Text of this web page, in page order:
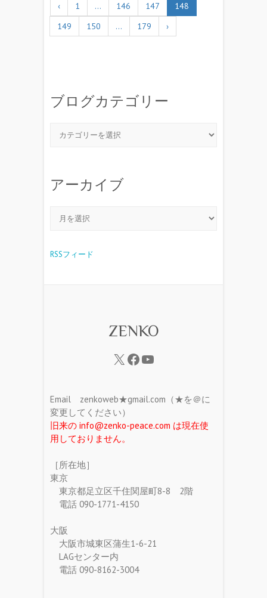
‹ 1 … 146 147
148
149
150 … 179 ›
ブログカテゴリー
アーカイブ
RSSフィード
ZENKO
Email zenkoweb★gmail.com（★を＠に
変更してください）
旧来の info@zenko-peace.com は現在使
用しておりません。
［所在地］
東京
東京都足立区千住関屋町8-8 2階
電話 090-1771-4150
大阪
大阪市城東区蒲生1-6-21
LAGセンター内
電話 090-8162-3004